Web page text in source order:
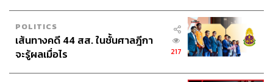
POLITICS
เส้นทางคดี 44 สส. ในชั้นศาลฎีกา
จะรู้ผลเมื่อไร
217